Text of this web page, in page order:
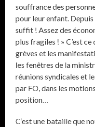
souffrance des
pour leur enfant. Depuis
suffit ! Assez des
plus fragiles ! » C’est
grèves et les
les fenêtres de la
réunions syndicales et
par FO, dans les
position…
C’est une bataille que